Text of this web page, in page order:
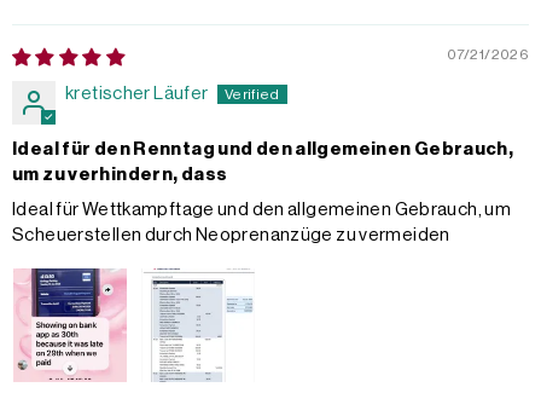
07/21/2026
kretischer Läufer
Ideal für den Renntag und den allgemeinen Gebrauch,
um zu verhindern, dass
Ideal für Wettkampftage und den allgemeinen Gebrauch, um
Scheuerstellen durch Neoprenanzüge zu vermeiden